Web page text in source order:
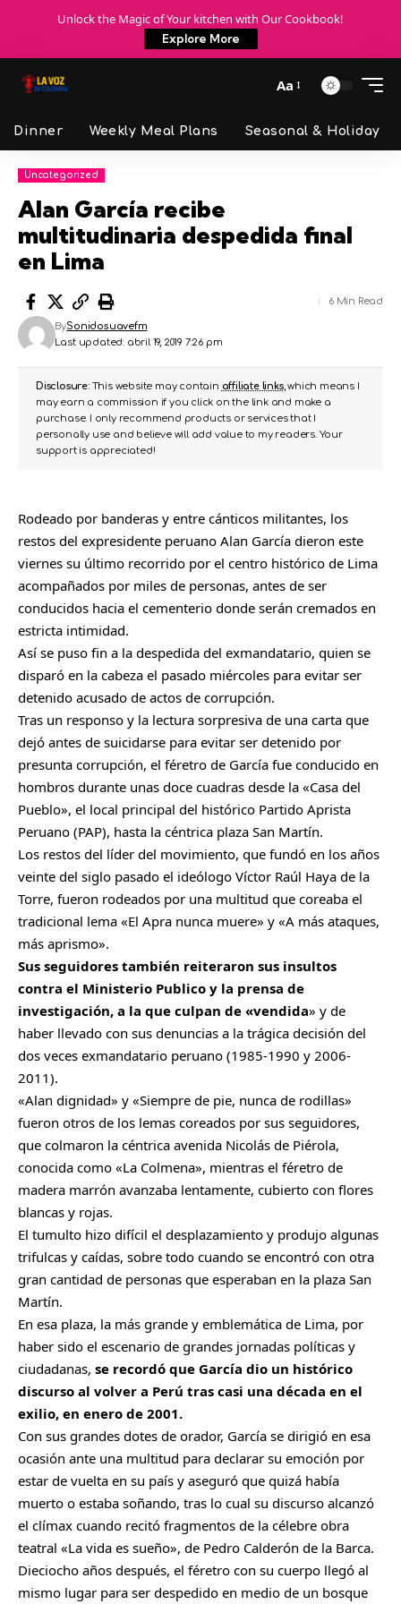
Unlock the Magic of Your kitchen with Our Cookbook!
Explore More
Aa
Dinner Weekly Meal Plans Seasonal & Holiday
Uncategorized
Alan García recibe
multitudinaria despedida final
en Lima
Last updated: abril 19, 2019 7:26 pm
BySonidosuavefm
6 Min Read
Disclosure:This website may contain affiliate links, which means I
may earn a commission if you click on the link and make a
purchase. I only recommend products or services that I
personally use and believe will add value to my readers. Your
support is appreciated!
Rodeado por banderas y entre cánticos militantes, los
restos del expresidente peruano Alan García dieron este
viernes su último recorrido por el centro histórico de Lima
acompañados por miles de personas, antes de ser
conducidos hacia el cementerio donde serán cremados en
estricta intimidad.
Así se puso fin a la despedida del exmandatario, quien se
disparó en la cabeza el pasado miércoles para evitar ser
detenido acusado de actos de corrupción.
Tras un responso y la lectura sorpresiva de una carta que
dejó antes de suicidarse para evitar ser detenido por
presunta corrupción, el féretro de García fue conducido en
hombros durante unas doce cuadras desde la «Casa del
Pueblo», el local principal del histórico Partido Aprista
Peruano (PAP), hasta la céntrica plaza San Martín.
Los restos del líder del movimiento, que fundó en los años
veinte del siglo pasado el ideólogo Víctor Raúl Haya de la
Torre, fueron rodeados por una multitud que coreaba el
tradicional lema «El Apra nunca muere» y «A más ataques,
más aprismo».
Sus seguidores también reiteraron sus insultos
contra el Ministerio Publico y la prensa de
investigación, a la que culpan de «vendida» y de
haber llevado con sus denuncias a la trágica decisión del
dos veces exmandatario peruano (1985-1990 y 2006-
2011).
«Alan dignidad» y «Siempre de pie, nunca de rodillas»
fueron otros de los lemas coreados por sus seguidores,
que colmaron la céntrica avenida Nicolás de Piérola,
conocida como «La Colmena», mientras el féretro de
madera marrón avanzaba lentamente, cubierto con flores
blancas y rojas.
El tumulto hizo difícil el desplazamiento y produjo algunas
trifulcas y caídas, sobre todo cuando se encontró con otra
gran cantidad de personas que esperaban en la plaza San
Martín.
En esa plaza, la más grande y emblemática de Lima, por
haber sido el escenario de grandes jornadas políticas y
ciudadanas, se recordó que García dio un histórico
discurso al volver a Perú tras casi una década en el
exilio, en enero de 2001.
Con sus grandes dotes de orador, García se dirigió en esa
ocasión ante una multitud para declarar su emoción por
estar de vuelta en su país y aseguró que quizá había
muerto o estaba soñando, tras lo cual su discurso alcanzó
el clímax cuando recitó fragmentos de la célebre obra
teatral «La vida es sueño», de Pedro Calderón de la Barca.
Dieciocho años después, el féretro con su cuerpo llegó al
mismo lugar para ser despedido en medio de un bosque